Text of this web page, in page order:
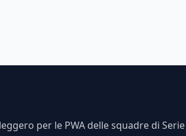
per le PWA delle squadre di Serie